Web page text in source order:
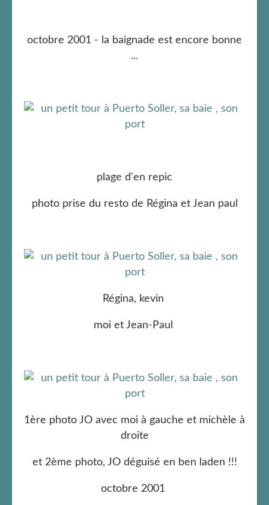
octobre 2001 - la baignade est encore bonne
...
plage d'en repic
photo prise du resto de Régina et Jean paul
Régina, kevin
moi et Jean-Paul
1ère photo JO avec moi à gauche et michèle à
droite
et 2ème photo, JO déguisé en ben laden !!!
octobre 2001